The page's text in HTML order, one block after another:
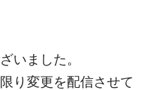
いました。
り変更を配信させて